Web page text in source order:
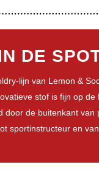
DE
lijn van Lemon &
stof is fijn op
door de buitenkant van
sportinstructeur en